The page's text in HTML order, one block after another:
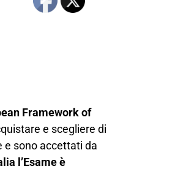
Framework of
e scegliere di
e sono accettati da
l’Esame è